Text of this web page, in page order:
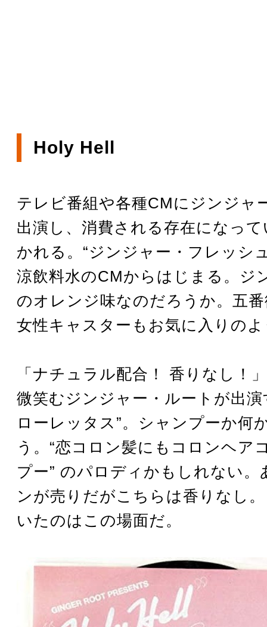
Holy Hell
テレビ番組や各種CMにジンジャ
出演し、消費される存在になっ
かれる。“ジンジャー・フレッシ
涼飲料水のCMからはじまる。ジ
のオレンジ味なのだろうか。五
女性キャスターもお気に入りの
「ナチュラル配合！ 香りなし！
微笑むジンジャー・ルートが出演
ローレッタス”。シャンプーか何
う。“恋コロン髪にもコロンヘア
プー” のパロディかもしれない。
ンが売りだがこちらは香りなし
いたのはこの場面だ。